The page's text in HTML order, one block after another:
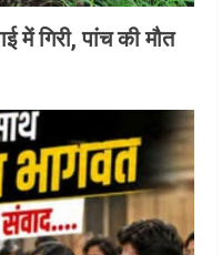
में गिरी, पांच की मौत